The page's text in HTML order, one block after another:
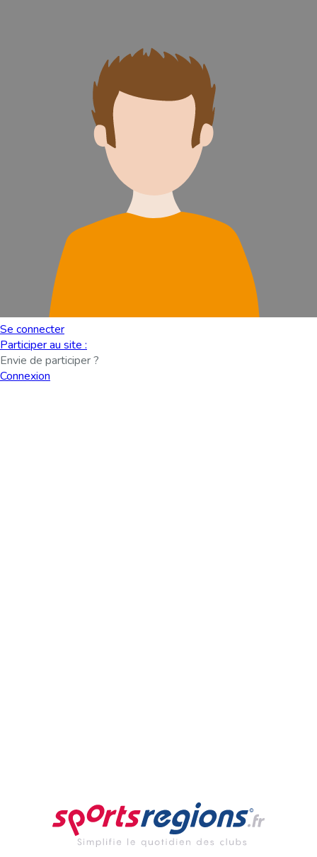
Se connecter
Participer au site :
Envie de participer ?
Connexion